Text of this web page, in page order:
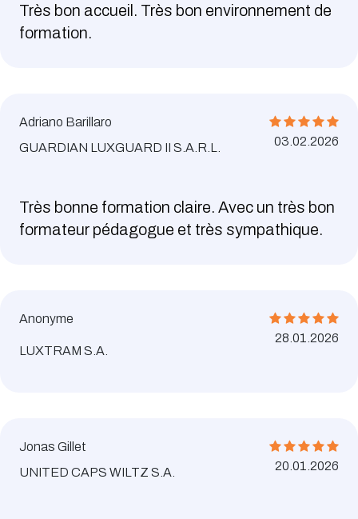
Très bon accueil. Très bon environnement de
formation.
Adriano Barillaro
GUARDIAN LUXGUARD II S.A.R.L.
03.02.2026
Très bonne formation claire. Avec un très bon
formateur pédagogue et très sympathique.
Anonyme
LUXTRAM S.A.
28.01.2026
Jonas Gillet
UNITED CAPS WILTZ S.A.
20.01.2026